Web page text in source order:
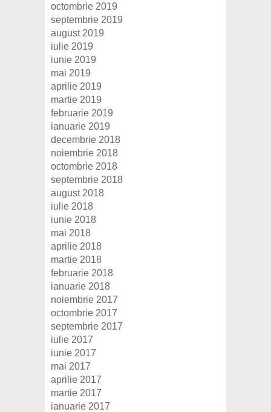
octombrie 2019
septembrie 2019
august 2019
iulie 2019
iunie 2019
mai 2019
aprilie 2019
martie 2019
februarie 2019
ianuarie 2019
decembrie 2018
noiembrie 2018
octombrie 2018
septembrie 2018
august 2018
iulie 2018
iunie 2018
mai 2018
aprilie 2018
martie 2018
februarie 2018
ianuarie 2018
noiembrie 2017
octombrie 2017
septembrie 2017
iulie 2017
iunie 2017
mai 2017
aprilie 2017
martie 2017
ianuarie 2017